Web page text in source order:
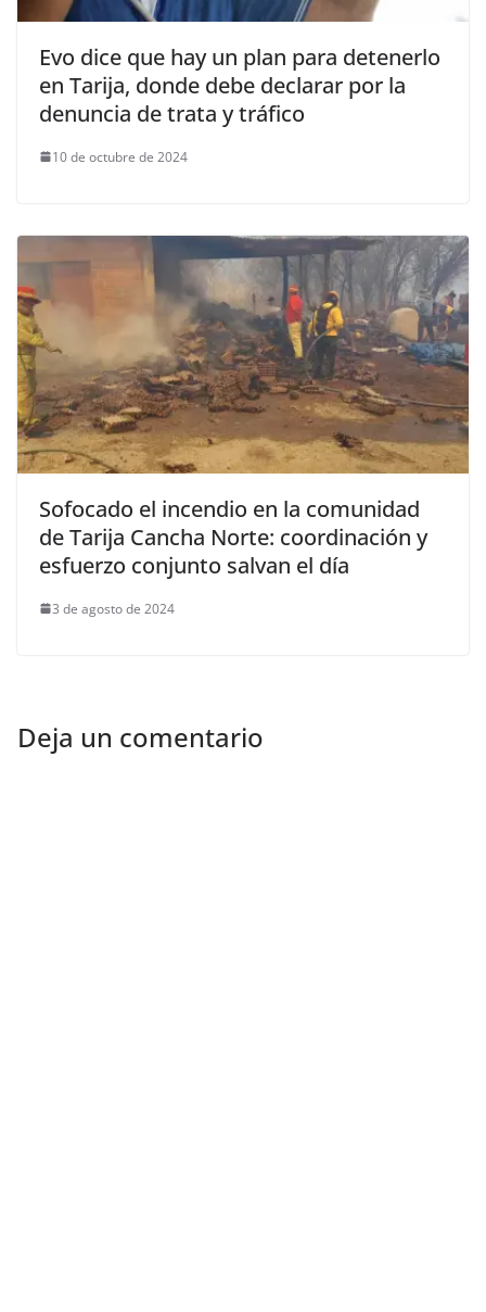
Evo dice que hay un plan para detenerlo
en Tarija, donde debe declarar por la
denuncia de trata y tráfico
10 de octubre de 2024
Sofocado el incendio en la comunidad
de Tarija Cancha Norte: coordinación y
esfuerzo conjunto salvan el día
3 de agosto de 2024
Deja un comentario